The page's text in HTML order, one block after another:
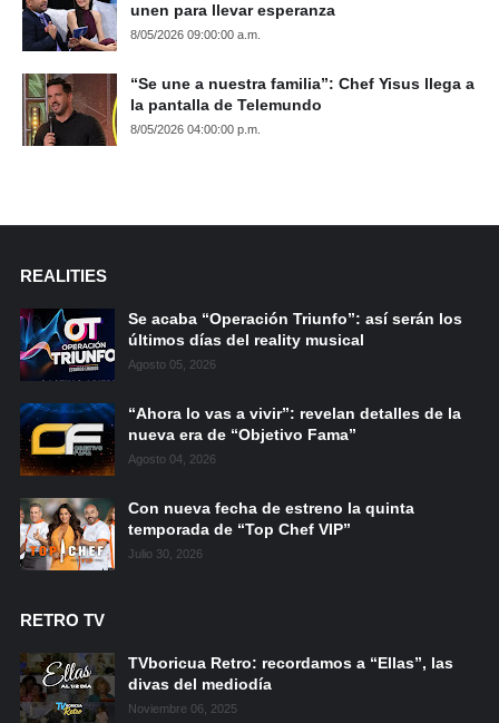
unen para llevar esperanza
8/05/2026 09:00:00 a.m.
“Se une a nuestra familia”: Chef Yisus llega a
la pantalla de Telemundo
8/05/2026 04:00:00 p.m.
REALITIES
Se acaba “Operación Triunfo”: así serán los
últimos días del reality musical
Agosto 05, 2026
“Ahora lo vas a vivir”: revelan detalles de la
nueva era de “Objetivo Fama”
Agosto 04, 2026
Con nueva fecha de estreno la quinta
temporada de “Top Chef VIP”
Julio 30, 2026
RETRO TV
TVboricua Retro: recordamos a “Ellas”, las
divas del mediodía
Noviembre 06, 2025